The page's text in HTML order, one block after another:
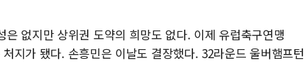
없지만 상위권 도약의 희망도 없다. 이제 유럽축구연맹
지가 됐다. 손흥민은 이날도 결장했다. 32라운드 울버햄프턴